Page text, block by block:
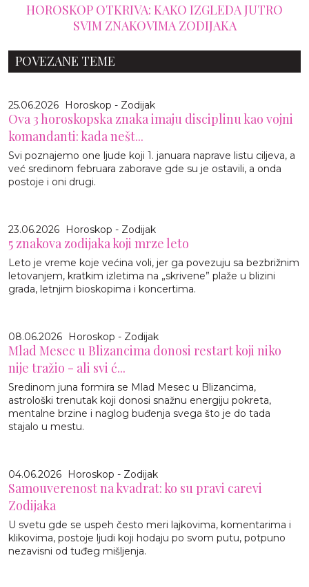
HOROSKOP OTKRIVA: KAKO IZGLEDA JUTRO
SVIM ZNAKOVIMA ZODIJAKA
POVEZANE TEME
25.06.2026 Horoskop - Zodijak
Ova 3 horoskopska znaka imaju disciplinu kao vojni
komandanti: kada nešt...
Svi poznajemo one ljude koji 1. januara naprave listu ciljeva, a
već sredinom februara zaborave gde su je ostavili, a onda
postoje i oni drugi.
23.06.2026 Horoskop - Zodijak
5 znakova zodijaka koji mrze leto
Leto je vreme koje većina voli, jer ga povezuju sa bezbrižnim
letovanjem, kratkim izletima na „skrivene” plaže u blizini
grada, letnjim bioskopima i koncertima.
08.06.2026 Horoskop - Zodijak
Mlad Mesec u Blizancima donosi restart koji niko
nije tražio - ali svi ć...
Sredinom juna formira se Mlad Mesec u Blizancima,
astrološki trenutak koji donosi snažnu energiju pokreta,
mentalne brzine i naglog buđenja svega što je do tada
stajalo u mestu.
04.06.2026 Horoskop - Zodijak
Samouverenost na kvadrat: ko su pravi carevi
Zodijaka
U svetu gde se uspeh često meri lajkovima, komentarima i
klikovima, postoje ljudi koji hodaju po svom putu, potpuno
nezavisni od tuđeg mišljenja.